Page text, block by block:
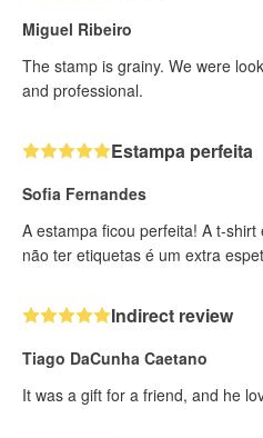
Miguel Ribeiro
The stamp is grainy. We were
and professional.
Estampa perfeita
Sofia Fernandes
A estampa ficou perfeita! A t-
não ter etiquetas é um extra
Indirect review
Tiago DaCunha Caetano
It was a gift for a friend, and he